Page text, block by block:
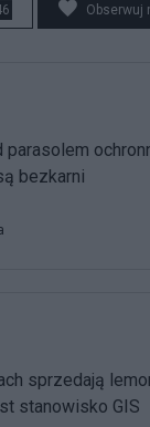
Obserwuj
parasolem
bezkarni
sprzedają
stanowisko GIS